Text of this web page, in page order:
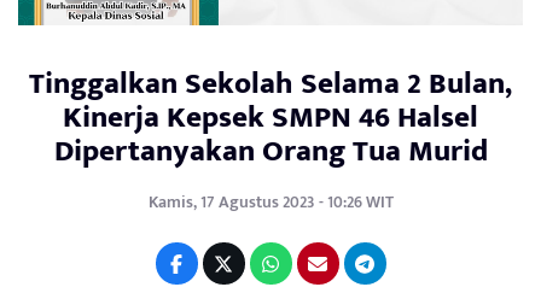
Tinggalkan Sekolah Selama 2 Bulan,
Kinerja Kepsek SMPN 46 Halsel
Dipertanyakan Orang Tua Murid
Kamis, 17 Agustus 2023 - 10:26 WIT